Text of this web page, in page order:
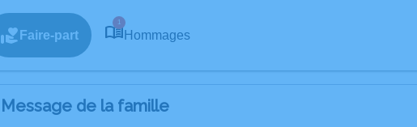
Faire-part
1
Hommages
Message de la famille